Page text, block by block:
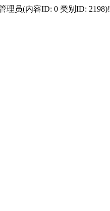
理员(内容ID: 0 类别ID: 2198)!